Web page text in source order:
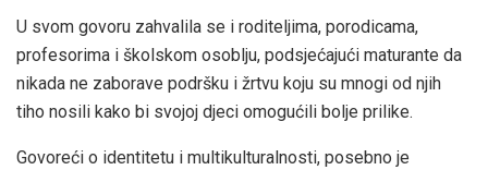
U svom govoru zahvalila se i roditeljima, porodicama,
profesorima i školskom osoblju, podsjećajući maturante da
nikada ne zaborave podršku i žrtvu koju su mnogi od njih
tiho nosili kako bi svojoj djeci omogućili bolje prilike.
Govoreći o identitetu i multikulturalnosti, posebno je